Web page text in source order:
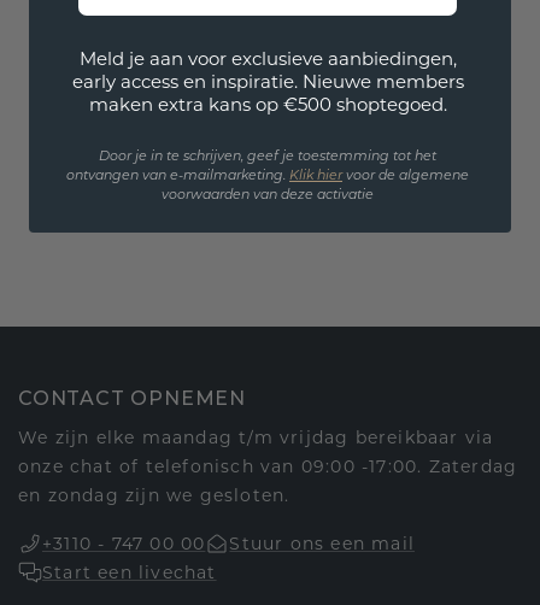
CONTACT OPNEMEN
We zijn elke maandag t/m vrijdag bereikbaar via
onze chat of telefonisch van 09:00 -17:00. Zaterdag
en zondag zijn we gesloten.
+3110 - 747 00 00
Stuur ons een mail
Start een livechat
Meld je aan voor exclusieve aanbiedingen,
early access en inspiratie. Nieuwe members
maken extra kans op €500 shoptegoed.
Door je in te schrijven, geef je toestemming tot het
ontvangen van e-mailmarketing. Klik hiervoor de algemene
voorwaarden van deze activatie